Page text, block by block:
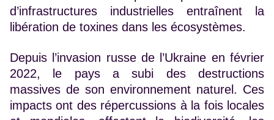
d’infrastructures industrielles entraînent la
libération de toxines dans les écosystèmes.
Depuis l’invasion russe de l’Ukraine en février
2022, le pays a subi des destructions
massives de son environnement naturel. Ces
impacts ont des répercussions à la fois locales